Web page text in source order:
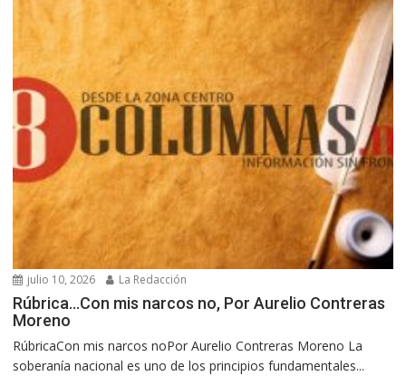
julio 10, 2026 La Redacción
Rúbrica…Con mis narcos no, Por Aurelio Contreras
Moreno
RúbricaCon mis narcos noPor Aurelio Contreras Moreno La
soberanía nacional es uno de los principios fundamentales...